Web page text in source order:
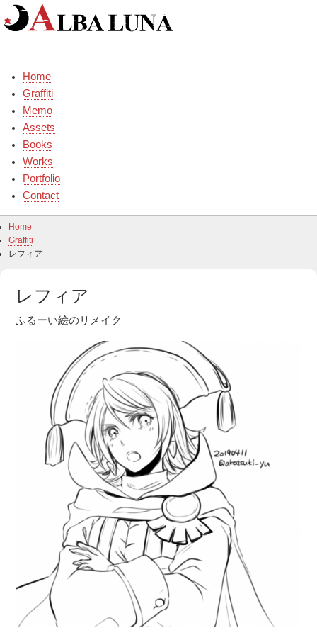
Skip
to
Home
Graffiti
Memo
Assets
Books
Works
Portfolio
Contact
Home
Graffiti
レフィア
レフィア
ふるーい絵のリメイク